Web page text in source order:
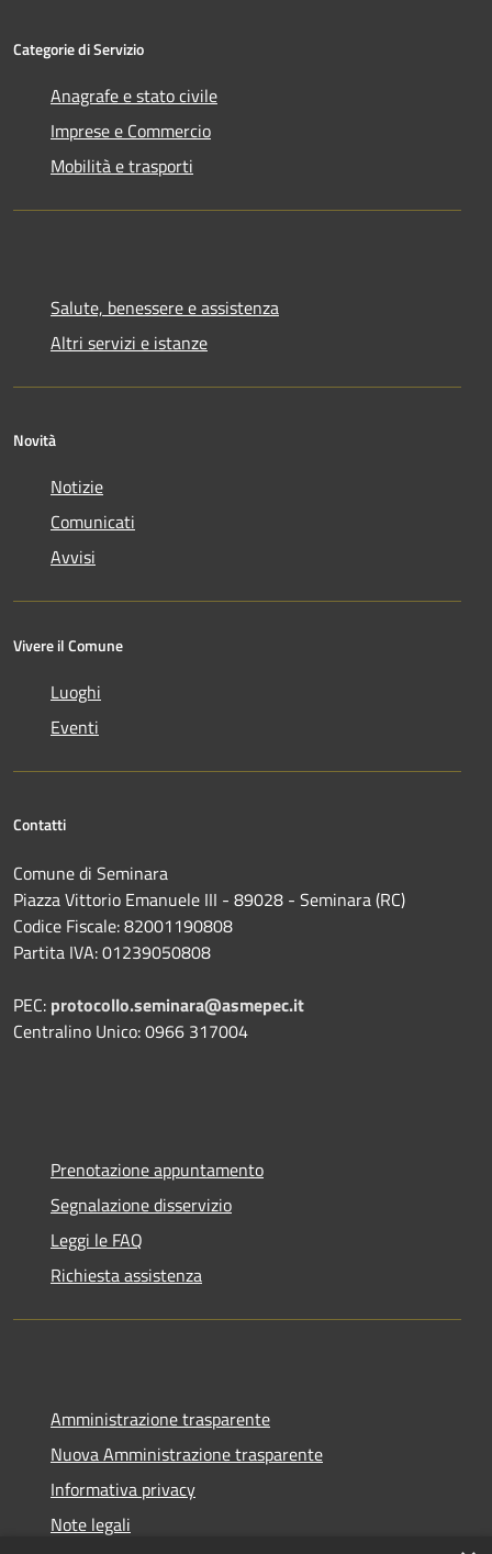
Categorie di Servizio
Anagrafe e stato civile
Imprese e Commercio
Mobilità e trasporti
Salute, benessere e assistenza
Altri servizi e istanze
Novità
Notizie
Comunicati
Avvisi
Vivere il Comune
Luoghi
Eventi
Contatti
Comune di Seminara
Piazza Vittorio Emanuele III - 89028 - Seminara (RC)
Codice Fiscale: 82001190808
Partita IVA: 01239050808
PEC: protocollo.seminara@asmepec.it
Centralino Unico: 0966 317004
Prenotazione appuntamento
Segnalazione disservizio
Leggi le FAQ
Richiesta assistenza
Amministrazione trasparente
Nuova Amministrazione trasparente
Informativa privacy
Note legali